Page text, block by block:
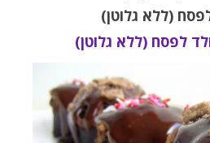
(ללא גלוטן)
לפסח (ללא גלוטן)